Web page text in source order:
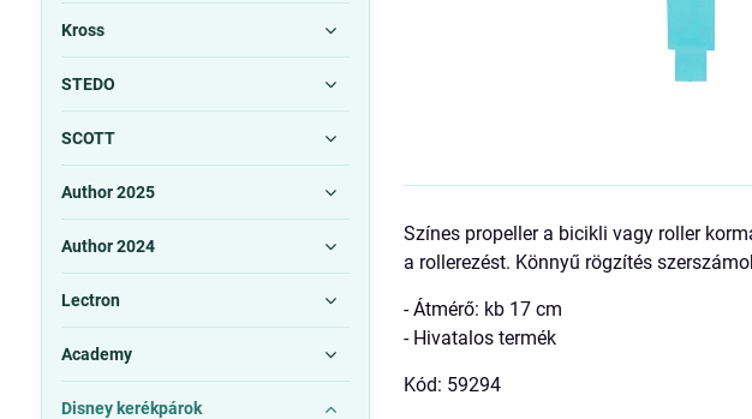
Színes propeller a bicikli vagy roller
a rollerezést. Könnyű rögzítés
- Átmérő: kb 17 cm
- Hivatalos termék
Kód: 59294
Kross
STEDO
SCOTT
Author 2025
Author 2024
Lectron
Academy
Disney kerékpárok